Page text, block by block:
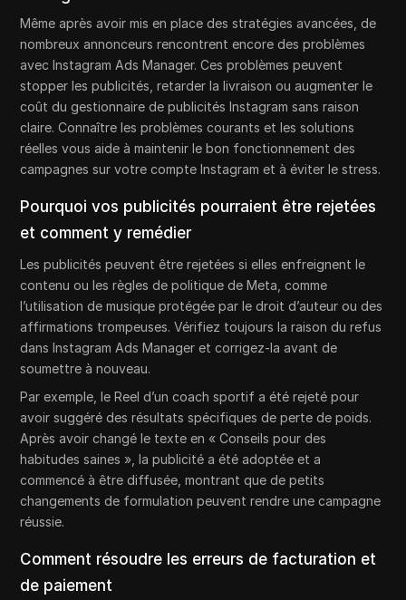
Même après avoir mis en place des stratégies avancées, de
nombreux annonceurs rencontrent encore des problèmes
avec Instagram Ads Manager. Ces problèmes peuvent
stopper les publicités, retarder la livraison ou augmenter le
coût du gestionnaire de publicités Instagram sans raison
claire. Connaître les problèmes courants et les solutions
réelles vous aide à maintenir le bon fonctionnement des
campagnes sur votre compte Instagram et à éviter le stress.
Pourquoi vos publicités pourraient être rejetées
et comment y remédier
Les publicités peuvent être rejetées si elles enfreignent le
contenu ou les règles de politique de Meta, comme
l’utilisation de musique protégée par le droit d’auteur ou des
affirmations trompeuses. Vérifiez toujours la raison du refus
dans Instagram Ads Manager et corrigez-la avant de
soumettre à nouveau.
Par exemple, le Reel d’un coach sportif a été rejeté pour
avoir suggéré des résultats spécifiques de perte de poids.
Après avoir changé le texte en « Conseils pour des
habitudes saines », la publicité a été adoptée et a
commencé à être diffusée, montrant que de petits
changements de formulation peuvent rendre une campagne
réussie.
Comment résoudre les erreurs de facturation et
de paiement